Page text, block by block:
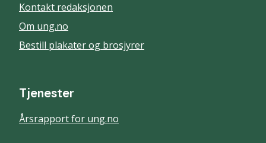
Kontakt redaksjonen
Om ung.no
Bestill plakater og brosjyrer
Tjenester
Årsrapport for ung.no